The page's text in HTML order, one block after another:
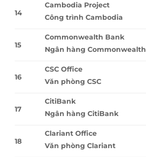
14
Cambodia Project
Công trình Cambodia
15
Commonwealth Bank
Ngân hàng Commonwealth
16
CSC Office
Văn phòng CSC
17
CitiBank
Ngân hàng CitiBank
18
Clariant Office
Văn phòng Clariant